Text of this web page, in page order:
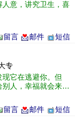
意，讲究卫生，喜
留言 邮件 短信
专
它在逃避你。但
人，幸福就会来到
......
留言 邮件 短信